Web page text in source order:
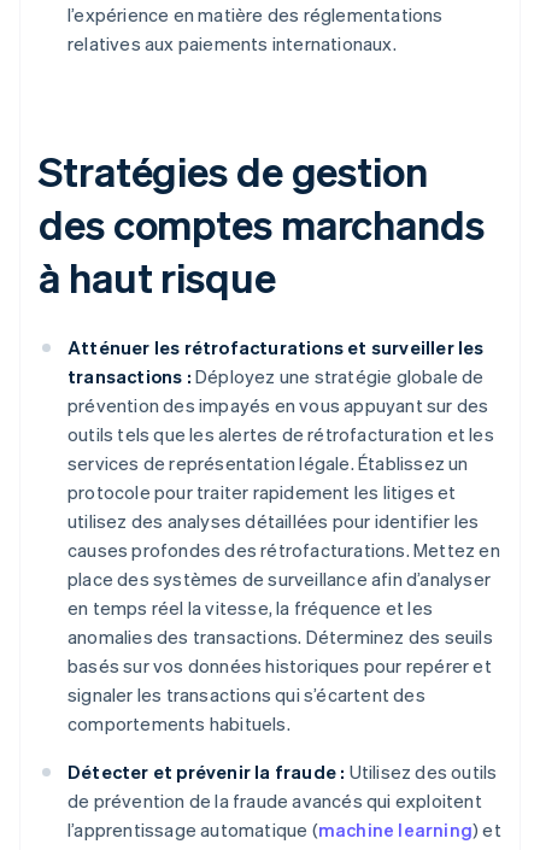
l’expérience en matière des réglementations
relatives aux paiements internationaux.
Stratégies de gestion
des comptes marchands
à haut risque
Atténuer les rétrofacturations et surveiller les
transactions : Déployez une stratégie globale de
prévention des impayés en vous appuyant sur des
outils tels que les alertes de rétrofacturation et les
services de représentation légale. Établissez un
protocole pour traiter rapidement les litiges et
utilisez des analyses détaillées pour identifier les
causes profondes des rétrofacturations. Mettez en
place des systèmes de surveillance afin d’analyser
en temps réel la vitesse, la fréquence et les
anomalies des transactions. Déterminez des seuils
basés sur vos données historiques pour repérer et
signaler les transactions qui s’écartent des
comportements habituels.
Détecter et prévenir la fraude : Utilisez des outils
de prévention de la fraude avancés qui exploitent
l’apprentissage automatique (machine learning) et